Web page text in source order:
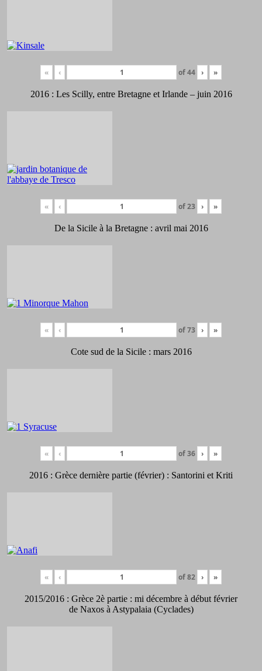
« ‹ of44 › »
2016 : Les Scilly, entre Bretagne et Irlande – juin 2016
« ‹ of23 › »
De la Sicile à la Bretagne : avril mai 2016
« ‹ of73 › »
Cote sud de la Sicile : mars 2016
« ‹ of36 › »
2016 : Grèce dernière partie (février) : Santorini et Kriti
« ‹ of82 › »
2015/2016 : Grèce 2è partie : mi décembre à début février
de Naxos à Astypalaia (Cyclades)